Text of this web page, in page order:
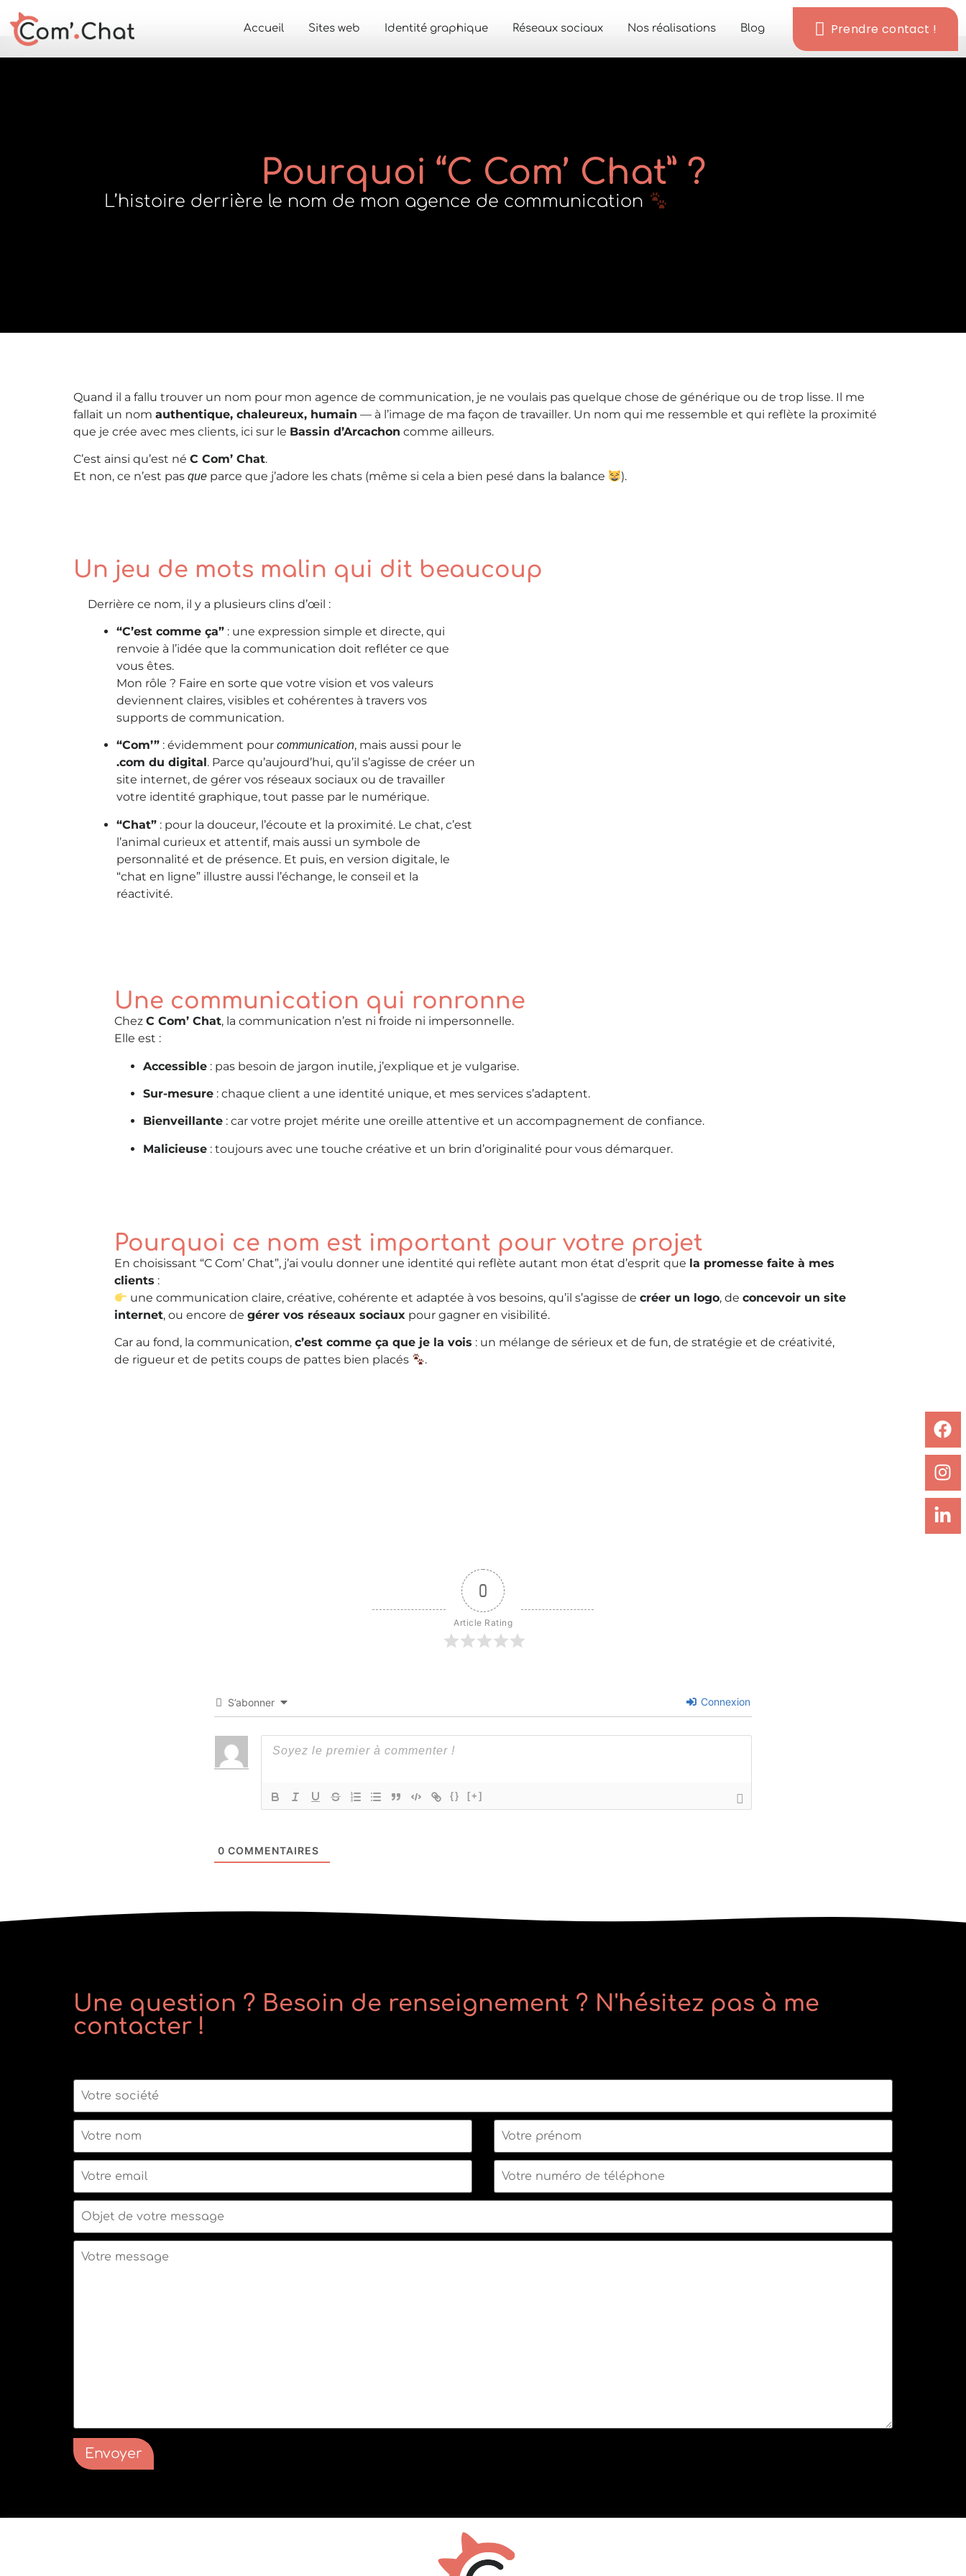
Accueil Sites web Identité graphique Réseaux sociaux Nos réalisations Blog Prendre contact !
Pourquoi “C Com’ Chat” ?
L’histoire derrière le nom de mon agence de communication
Quand il a fallu trouver un nom pour mon agence de communication, je ne voulais pas quelque chose de générique ou de trop lisse. Il me
fallait un nom authentique, chaleureux, humain — à l’image de ma façon de travailler. Un nom qui me ressemble et qui reflète la proximité
que je crée avec mes clients, ici sur le Bassin d’Arcachon comme ailleurs.
C’est ainsi qu’est né C Com’ Chat.
Et non, ce n’est pas que parce que j’adore les chats (même si cela a bien pesé dans la balance ).
Un jeu de mots malin qui dit beaucoup
Derrière ce nom, il y a plusieurs clins d’œil :
“C’est comme ça” : une expression simple et directe, qui
renvoie à l’idée que la communication doit refléter ce que
vous êtes.
Mon rôle ? Faire en sorte que votre vision et vos valeurs
deviennent claires, visibles et cohérentes à travers vos
supports de communication.
“Com’” : évidemment pour communication, mais aussi pour le
.com du digital. Parce qu’aujourd’hui, qu’il s’agisse de créer un
site internet, de gérer vos réseaux sociaux ou de travailler
votre identité graphique, tout passe par le numérique.
“Chat” : pour la douceur, l’écoute et la proximité. Le chat, c’est
l’animal curieux et attentif, mais aussi un symbole de
personnalité et de présence. Et puis, en version digitale, le
“chat en ligne” illustre aussi l’échange, le conseil et la
réactivité.
Une communication qui ronronne
Chez C Com’ Chat, la communication n’est ni froide ni impersonnelle.
Elle est :
Accessible : pas besoin de jargon inutile, j’explique et je vulgarise.
Sur-mesure : chaque client a une identité unique, et mes services s’adaptent.
Bienveillante : car votre projet mérite une oreille attentive et un accompagnement de confiance.
Malicieuse : toujours avec une touche créative et un brin d’originalité pour vous démarquer.
Pourquoi ce nom est important pour votre projet
En choisissant “C Com’ Chat”, j’ai voulu donner une identité qui reflète autant mon état d’esprit que la promesse faite à mes
clients :
une communication claire, créative, cohérente et adaptée à vos besoins, qu’il s’agisse decréer un logo, deconcevoir un site
internet, ou encore de gérer vos réseaux sociaux pour gagner en visibilité.
Car au fond, la communication, c’est comme ça que je la vois : un mélange de sérieux et de fun, de stratégie et de créativité,
de rigueur et de petits coups de pattes bien placés
.
0
Article Rating
S’abonner Connexion
{} [+]
0 COMMENTAIRES
Une question ? Besoin de renseignement ? N'hésitez pas à me
contacter !